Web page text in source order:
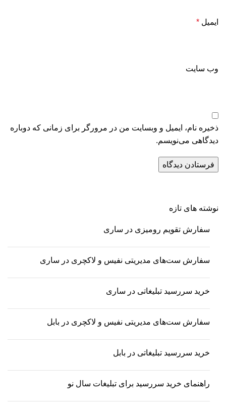
ایمیل *
وب‌ سایت
ذخیره نام، ایمیل و وبسایت من در مرورگر برای زمانی که دوباره
دیدگاهی می‌نویسم.
نوشته های تازه
سفارش تقویم رومیزی در ساری
سفارش ست‌های مدیریتی نفیس و لاکچری در ساری
خرید سررسید تبلیغاتی در ساری
سفارش ست‌های مدیریتی نفیس و لاکچری در بابل
خرید سررسید تبلیغاتی در بابل
راهنمای خرید سررسید برای تبلیغات سال نو